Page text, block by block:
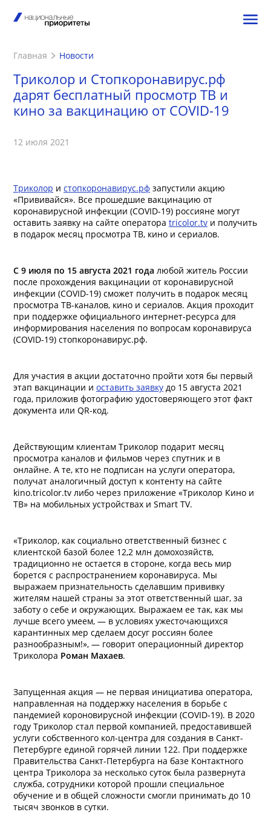
Главная Новости
Триколор и Стопкоронавирус.рф
дарят бесплатный просмотр ТВ и
кино за вакцинацию от COVID-19
12 июля 2021
Триколор и стопкоронавирус.рф запустили акцию
«Прививайся». Все прошедшие вакцинацию от
коронавирусной инфекции (COVID-19) россияне могут
оставить заявку на сайте оператора tricolor.tv и получить
в подарок месяц просмотра ТВ, кино и сериалов.
С 9 июля по 15 августа 2021 года любой житель России
после прохождения вакцинации от коронавирусной
инфекции (COVID-19) сможет получить в подарок месяц
просмотра ТВ-каналов, кино и сериалов. Акция проходит
при поддержке официального интернет-ресурса для
информирования населения по вопросам коронавируса
(COVID-19) стопкоронавирус.рф.
Для участия в акции достаточно пройти хотя бы первый
этап вакцинации и оставить заявку до 15 августа 2021
года, приложив фотографию удостоверяющего этот факт
документа или QR-код.
Действующим клиентам Триколор подарит месяц
просмотра каналов и фильмов через спутник и в
онлайне. А те, кто не подписан на услуги оператора,
получат аналогичный доступ к контенту на сайте
kino.tricolor.tv либо через приложение «Триколор Кино и
ТВ» на мобильных устройствах и Smart TV.
«Триколор, как социально ответственный бизнес с
клиентской базой более 12,2 млн домохозяйств,
традиционно не остается в стороне, когда весь мир
борется с распространением коронавируса. Мы
выражаем признательность сделавшим прививку
жителям нашей страны за этот ответственный шаг, за
заботу о себе и окружающих. Выражаем ее так, как мы
лучше всего умеем, — в условиях ужесточающихся
карантинных мер сделаем досуг россиян более
разнообразным!», — говорит операционный директор
Триколора Роман Махаев.
Запущенная акция — не первая инициатива оператора,
направленная на поддержку населения в борьбе с
пандемией короновирусной инфекции (COVID-19). В 2020
году Триколор стал первой компанией, предоставившей
услуги собственного кол-центра для создания в Санкт-
Петербурге единой горячей линии 122. При поддержке
Правительства Санкт-Петербурга на базе Контактного
центра Триколора за несколько суток была развернута
служба, сотрудники которой прошли специальное
обучение и в общей сложности смогли принимать до 10
тысяч звонков в сутки.